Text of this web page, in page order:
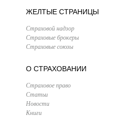
ЖЕЛТЫЕ СТРАНИЦЫ
Страховой надзор
Страховые брокеры
Страховые союзы
О СТРАХОВАНИИ
Страховое право
Статьи
Новости
Книги